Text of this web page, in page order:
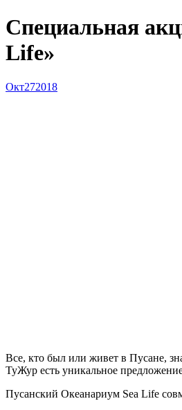
Специальная
Life»
Окт272018
Все, кто был или живет в Пусане,
ТуЖур есть уникальное
Пусанский Океанариум Sea Life